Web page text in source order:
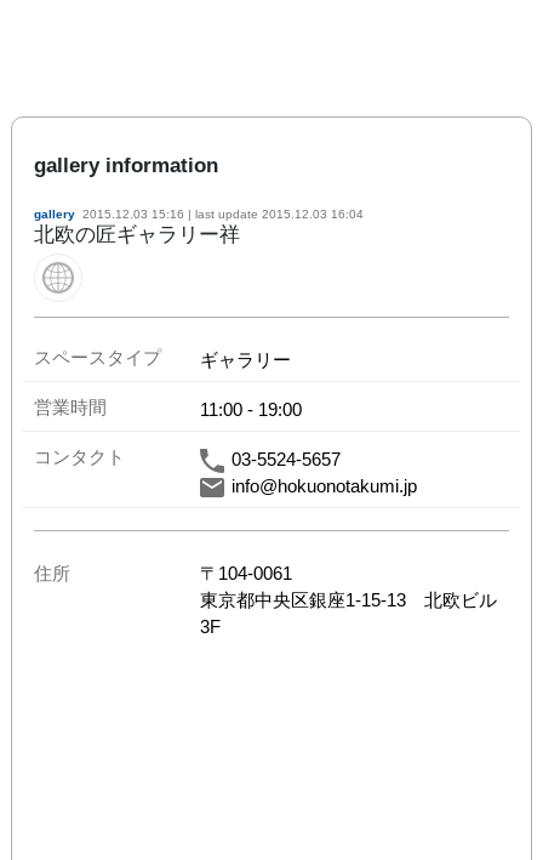
gallery information
gallery 2015.12.03 15:16 | last update 2015.12.03 16:04
北欧の匠ギャラリー祥
スペースタイプ ギャラリー
営業時間 11:00- 19:00
コンタクト
03-5524-5657
info@hokuonotakumi.jp
住所 〒 104-0061
東京都中央区銀座1-15-13 北欧ビル
3F